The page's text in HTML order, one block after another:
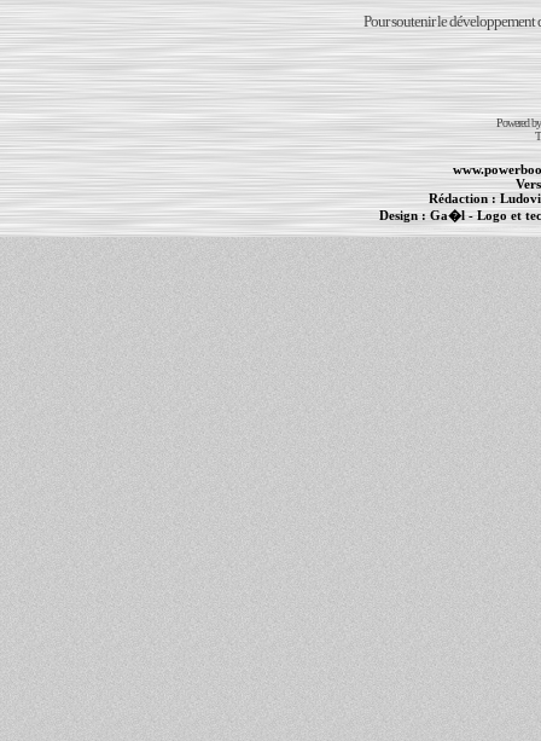
Pour soutenir le développement
Powered
Rédaction :
Design :Ga�l- Logo et
PowerBook